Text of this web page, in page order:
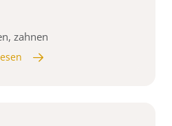
zahnen